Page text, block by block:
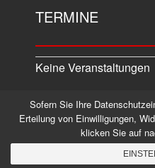
TERMINE
Keine Veranstaltungen
©2026 Alle
Sofern Sie Ihre
Erteilung von Einwilligungen,
klicken Sie auf